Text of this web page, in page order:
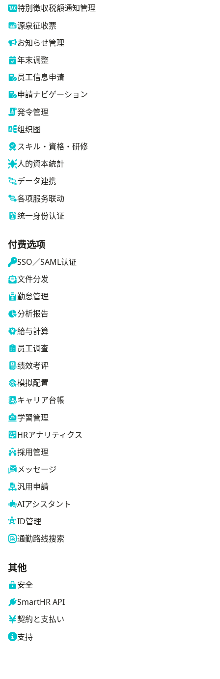
特別徴収税額通知管理
源泉征收票
お知らせ管理
年末调整
员工信息申请
申請ナビゲーション
発令管理
组织图
スキル・資格・研修
人的資本統計
データ連携
各项服务联动
统一身份认证
付费选项
SSO／SAML认证
文件分发
勤怠管理
分析报告
給与計算
员工调查
绩效考评
模拟配置
キャリア台帳
学習管理
HRアナリティクス
採用管理
メッセージ
汎用申請
AIアシスタント
ID管理
通勤路线搜索
其他
安全
SmartHR API
契約と支払い
支持